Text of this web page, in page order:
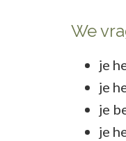
We
je
je
je
je